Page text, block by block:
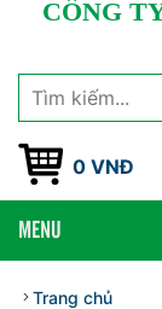
CÔNG
0 VNĐ
MENU
Trang chủ